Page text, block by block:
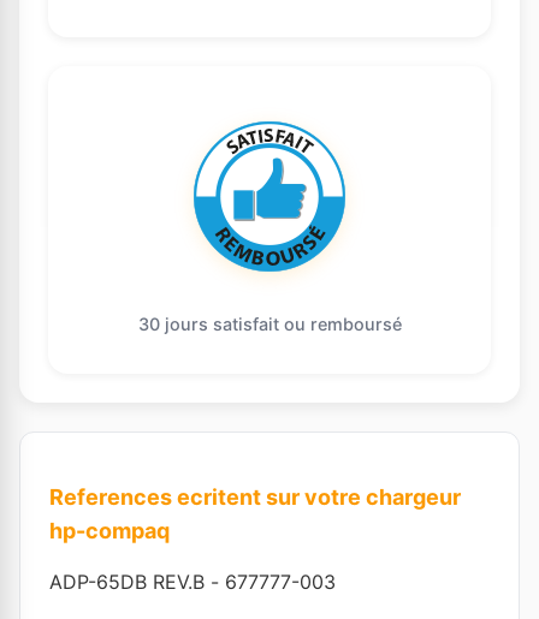
30 jours satisfait ou remboursé
References ecritent sur votre chargeur
hp-compaq
ADP-65DB REV.B - 677777-003